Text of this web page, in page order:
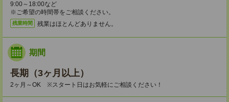
9:00～18:00など
※ご希望の時間帯をご相談ください。
残業時間 残業はほとんどありません。
期間
長期（3ヶ月以上）
2ヶ月～OK ※スタート日はお気軽にご相談ください！